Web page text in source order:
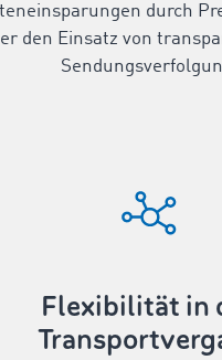
durch
den Einsatz von
Flexibilität in